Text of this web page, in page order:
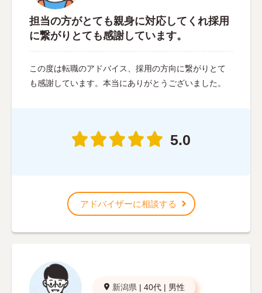
担当の方がとても親身に対応してくれ採用
に繋がりとても感謝しています。
この度は転職のアドバイス、採用の方向に繋がりとて
も感謝しています。本当にありがとうございました。
5.0
アドバイザーに相談する
新潟県 | 40代 | 男性